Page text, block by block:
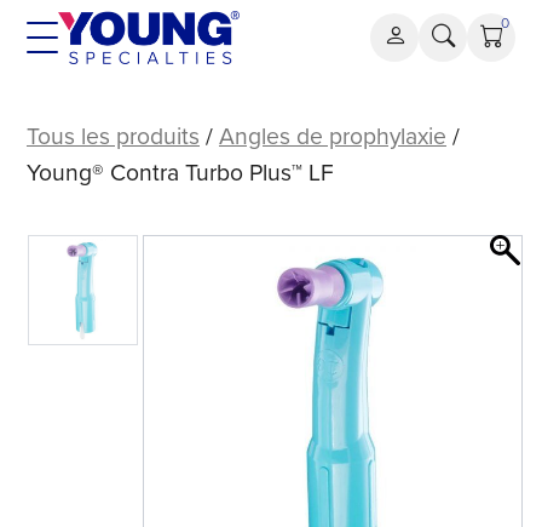
Aller
0
Contra
Turbo
LF
Tous les produits /Angles de prophylaxie /
Young® Contra Turbo Plus™ LF